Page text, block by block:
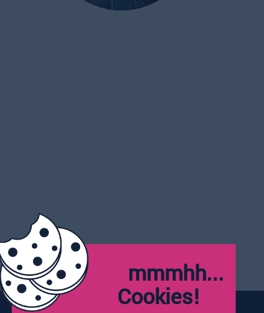
Öffnungszeiten:
Geschlossen
Dienstag - Freitag:
09:00 - 12:00
mmmhh...
Cookies!